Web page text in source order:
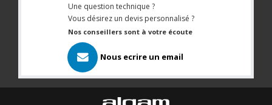
Une question technique ?
Vous désirez un devis personnalisé ?
Nos conseillers sont à votre écoute
Nous ecrire un email